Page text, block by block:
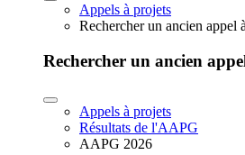
Appels à projets
Rechercher un ancien appel
Rechercher un ancien
Appels à projets
Résultats de l'AAPG
AAPG 2026